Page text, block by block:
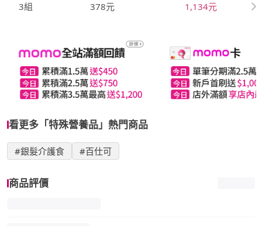
3組
378元 1,134元
看更多「特殊營養品」熱門商品
#銀髮介護食 #百仕可
商品評價